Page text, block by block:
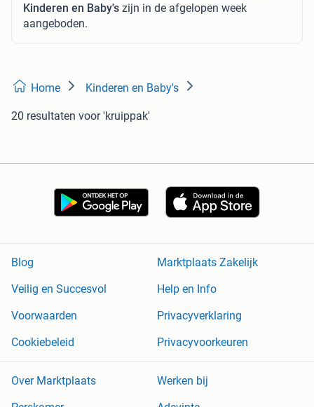
Kinderen en Baby's zijn in de afgelopen week
aangeboden.
Home Kinderen en Baby's
20 resultaten voor 'kruippak'
Blog
Marktplaats Zakelijk
Veilig en Succesvol
Help en Info
Voorwaarden
Privacyverklaring
Cookiebeleid
Privacyvoorkeuren
Over Marktplaats
Werken bij